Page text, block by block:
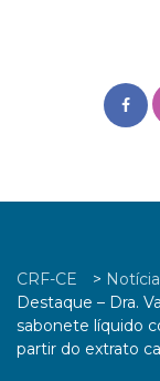
CRF-CE >
Destaque – Dra.
sabonete líquido
partir do extrato